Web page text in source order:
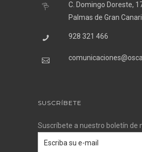
C. Domingo Doreste,
Palmas de Gran
928 321 466
SUSCRÍBETE
Suscríbete a nuestro boletín de